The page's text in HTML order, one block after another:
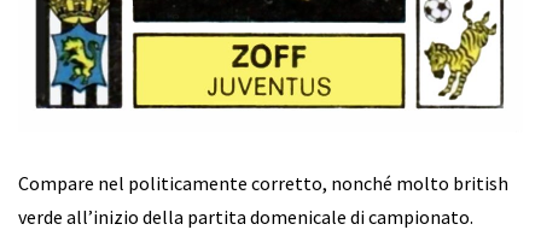
Compare nel politicamente corretto, nonché molto british
verde all’inizio della partita domenicale di campionato.